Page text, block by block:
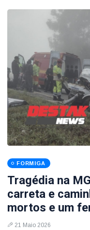
FORMIGA
Tragédia na
carreta e
mortos e um
21 Maio 2026